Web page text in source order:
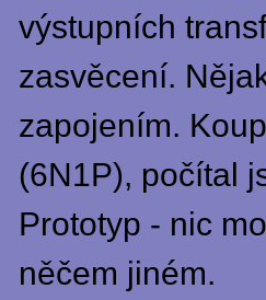
výstupních
zasvěcení.
zapojením.
(6N1P), počítal
Prototyp - nic
něčem jiném.